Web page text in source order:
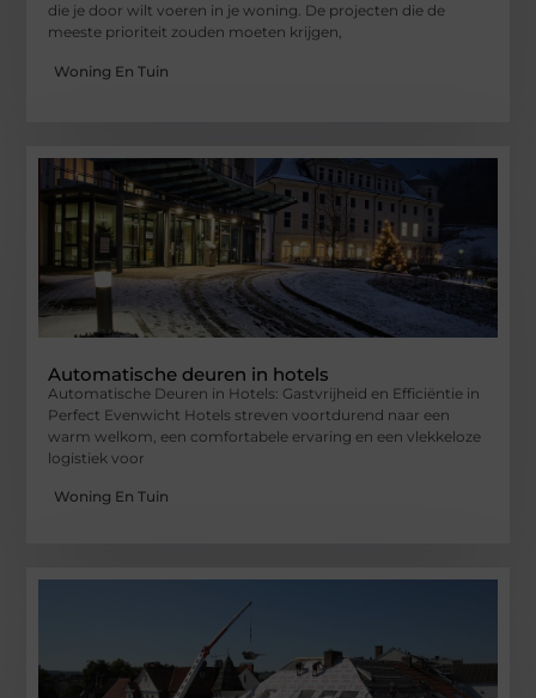
die je door wilt voeren in je woning. De projecten die de
meeste prioriteit zouden moeten krijgen,
Woning En Tuin
Automatische deuren in hotels
Automatische Deuren in Hotels: Gastvrijheid en Efficiëntie in
Perfect Evenwicht Hotels streven voortdurend naar een
warm welkom, een comfortabele ervaring en een vlekkeloze
logistiek voor
Woning En Tuin